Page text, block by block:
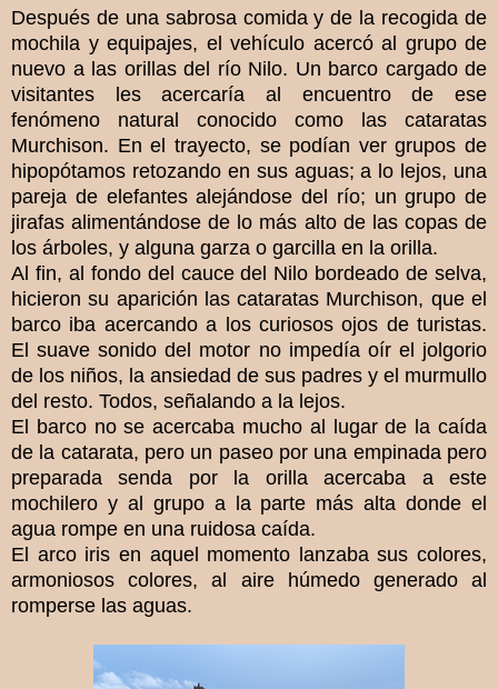
Después de una sabrosa comida y de la recogida de
mochila y equipajes, el vehículo acercó al grupo de
nuevo a las orillas del río Nilo. Un barco cargado de
visitantes les acercaría al encuentro de ese
fenómeno natural conocido como las cataratas
Murchison. En el trayecto, se podían ver grupos de
hipopótamos retozando en sus aguas; a lo lejos, una
pareja de elefantes alejándose del río; un grupo de
jirafas alimentándose de lo más alto de las copas de
los árboles, y alguna garza o garcilla en la orilla.
Al fin, al fondo del cauce del Nilo bordeado de selva,
hicieron su aparición las cataratas Murchison, que el
barco iba acercando a los curiosos ojos de turistas.
El suave sonido del motor no impedía oír el jolgorio
de los niños, la ansiedad de sus padres y el murmullo
del resto. Todos, señalando a la lejos.
El barco no se acercaba mucho al lugar de la caída
de la catarata, pero un paseo por una empinada pero
preparada senda por la orilla acercaba a este
mochilero y al grupo a la parte más alta donde el
agua rompe en una ruidosa caída.
El arco iris en aquel momento lanzaba sus colores,
armoniosos colores, al aire húmedo generado al
romperse las aguas.